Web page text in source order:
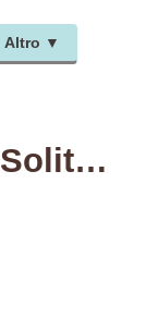
Altro ▼
Mi Piacciono I Lupi Solitari…